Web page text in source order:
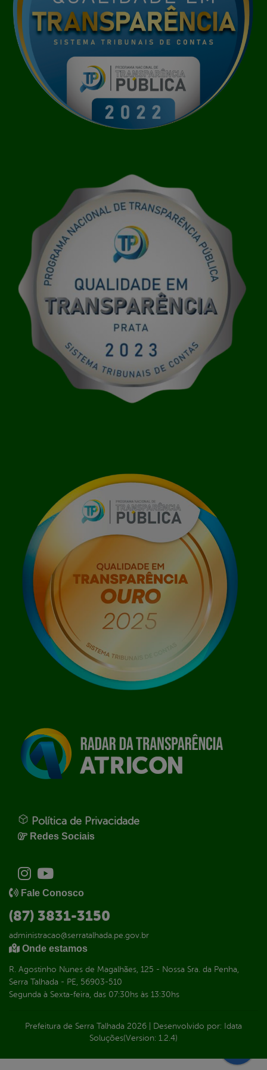
Política de Privacidade
Redes Sociais
Fale Conosco
(87) 3831-3150
administracao@serratalhada.pe.gov.br
Onde estamos
R. Agostinho Nunes de Magalhães, 125 - Nossa Sra. da Penha,
Serra Talhada - PE, 56903-510
Segunda à Sexta-feira, das 07:30hs às 13:30hs
Prefeitura de Serra Talhada 2026 Desenvolvido por: Idata
Soluções(Version: 1.2.4)